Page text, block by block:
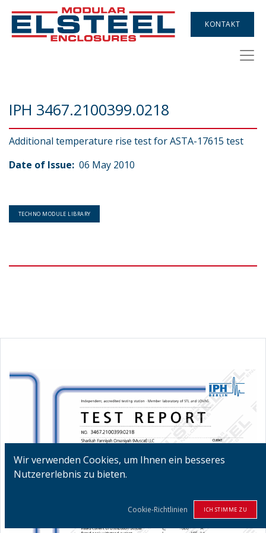
KONTAKT
IPH 3467.2100399.0218
Additional temperature rise test for ASTA-17615 test
Date of Issue: 06 May 2010
TECHNO MODULE LIBRARY
Wir verwenden Cookies, um Ihnen ein besseres
Nutzererlebnis zu bieten.
Cookie-Richtlinien ICH STIMME ZU